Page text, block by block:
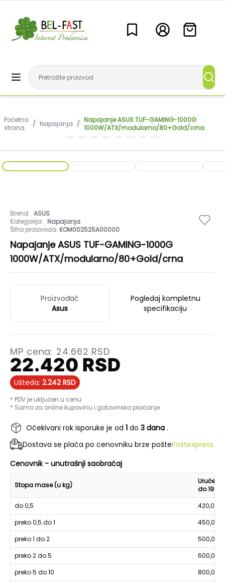
Početna
strana
/ Napajanja / Napajanje ASUS TUF-GAMING-1000G
1000W/ATX/modularno/80+Gold/crna
Brend: ASUS
Kategorija: Napajanja
Šifra proizvoda: KOM002525A00000
Napajanje ASUS TUF-GAMING-1000G
1000W/ATX/modularno/80+Gold/crna
Proizvođač
Asus
Pogledaj kompletnu
specifikaciju
MP cena: 24.662 RSD
22.420 RSD
Ušteda: 2.242 RSD
* PDV je uključen u cenu
* Samo za online kupovinu i gotovinsko plaćanje
Očekivani rok isporuke je od 1 do 3 dana .
Dostava se plaća po cenovniku brze poštePostexpress.
Cenovnik - unutrašnji saobraćaj
Stopa mase (u kg)
Uručenje
do 19h
do 0,5
420,00
preko 0,5 do 1
450,00
preko 1 do 2
500,00
preko 2 do 5
600,00
preko 5 do 10
800,00